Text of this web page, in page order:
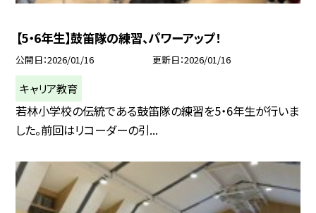
【5・6年生】鼓笛隊の練習、パワーアップ！
公開日 2026/01/16 更新日 2026/01/16
キャリア教育
若林小学校の伝統である鼓笛隊の練習を5・6年生が行いま
した。前回はリコーダーの引...